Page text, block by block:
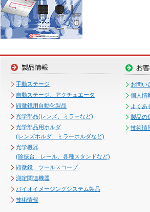
手動ステージ
自動ステージ、アクチュエータ
顕微鏡用自動化製品
光学部品(レンズ、ミラーなど)
光学部品用ホルダ
(レンズホルダ、ミラーホルダなど)
光学機器
(除振台、レール、各種スタンドなど)
顕微鏡、ツールスコープ
測定関連機器
バイオイメージングシステム製品
技術情報
お問い
個人情
よくあ
製品の
技術情